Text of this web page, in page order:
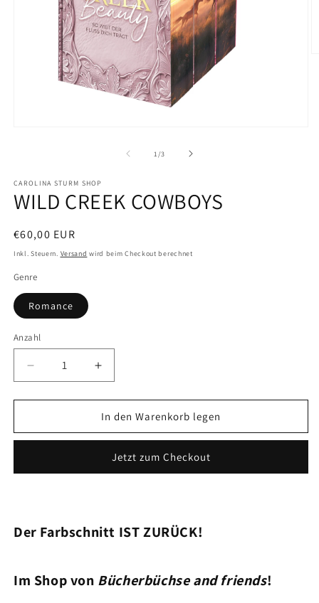
1 /von
3
CAROLINA STURM SHOP
WILD CREEK COWBOYS
Normaler
Preis
€60,00 EUR
Inkl. Steuern. Versand wird beim Checkout berechnet
Genre
Romance
Anzahl
Verringere
die
Menge
WILD
Erhöhe
die
Menge
für
WILD
COWBOYS
In den Warenkorb legen
Jetzt zum Checkout
Der Farbschnitt IST ZURÜCK!
Im Shop von Bücherbüchse and friends!